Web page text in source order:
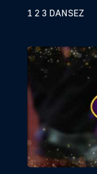
1 2 3 DANSEZ